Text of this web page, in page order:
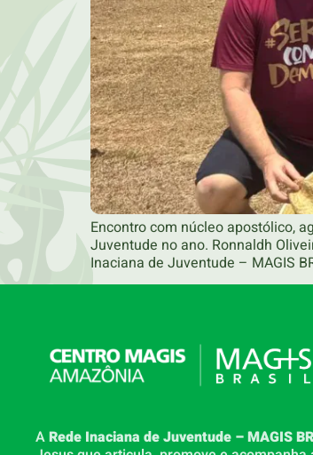
Encontro com núcleo apostólico,
Juventude no ano. Ronnaldh
Inaciana de Juventude – MAGIS
ARede Inaciana de Juventude – MAGIS